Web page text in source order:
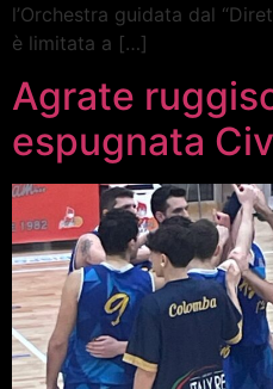
l’Orchestra guidata dal
è limitata a […]
Agrate
espugnata